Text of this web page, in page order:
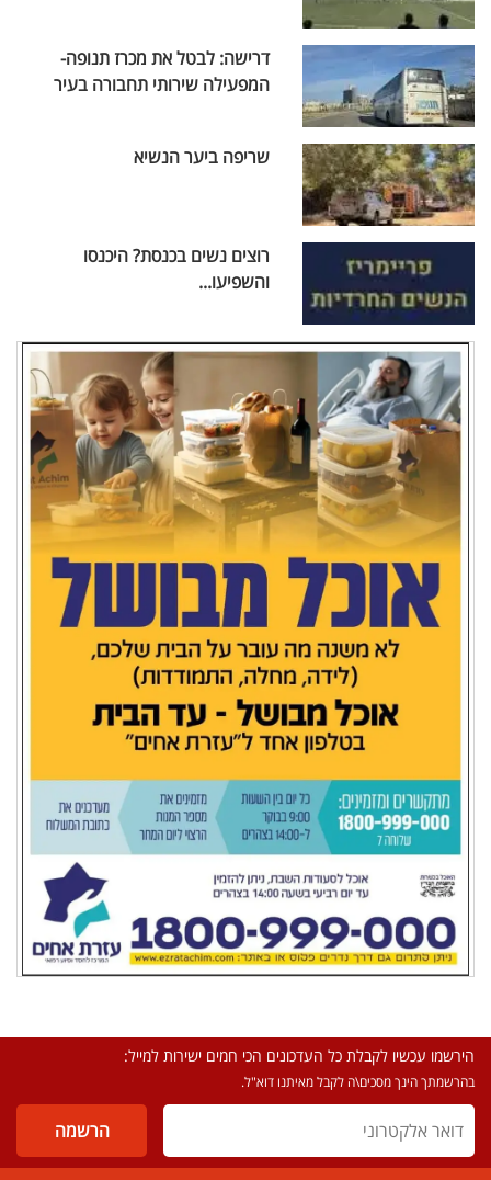
דרישה: לבטל את מכרז תנופה-
המפעילה שירותי תחבורה בעיר
שריפה ביער הנשיא
רוצים נשים בכנסת? היכנסו
והשפיעו...
הירשמו עכשיו לקבלת כל העדכונים הכי חמים ישירות למייל:
בהרשמתך הינך מסכים\ה לקבל מאיתנו דוא"ל.